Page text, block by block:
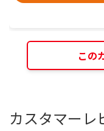
この
カスタマーレ